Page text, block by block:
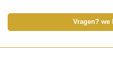
Vragen? we